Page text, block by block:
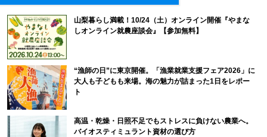
山梨暮らし満載！10/24（土）オンライン開催『やまな
しオンライン就農座談会』【参加無料】
“漁師の日”に東京開催。「漁業就業支援フェア2026」に
大人も子どもも来場。海の魅力が詰まった1日をレポー
ト
高温・乾燥・日照不足でもストレスに負けない農業へ。
バイオスティミュラント資材の選び方